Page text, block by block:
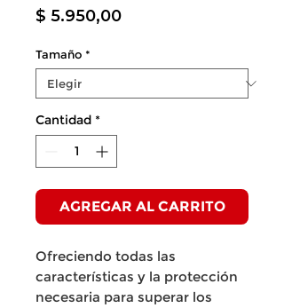
$ 5.950,00Precio
Tamaño *
Cantidad *
AGREGAR AL CARRITO
Ofreciendo todas las
características y la protección
necesaria para superar los